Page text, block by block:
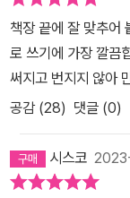
책장 끝에 잘 맞추어
로 쓰기에 가장 깔끔
써지고 번지지 않아
공감 (28) 댓글 (0)
시스코